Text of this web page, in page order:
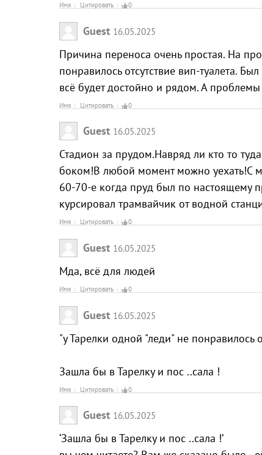
Имя Цитировать 0
Guest 16.05.2025
Причина переноса очень простая. На
понравилось отсутствие вип-туалета.
всё будет достойно и рядом. А
Имя Цитировать 0
Guest 16.05.2025
Стадион за прудом.Навряд ли кто то
боком!В любой момент можно уехать!С
60-70-е когда пруд был по настоящему
курсировал трамвайчик от водной
Имя Цитировать 0
Guest 16.05.2025
Мда, всё для людей
Имя Цитировать 0
Guest 16.05.2025
"у Тарелки одной "леди" не понравилось
Зашла бы в Тарелку и пос ..сала !
Имя Цитировать 0
Guest 16.05.2025
‘Зашла бы в Тарелку и пос ..сала !’